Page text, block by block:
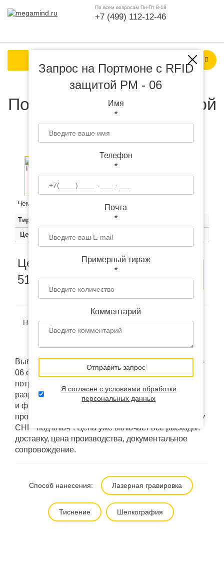
По всем вопросам Пн-Пт 8-18
+7 (499) 112-12-46
Портмоне с RFID защитой
PM - 06 с логотипом
Чем больше тираж, тем ниже цена за штуку:
Тираж
Цена
660 руб. 590 руб. 510 руб.
Цена от
510
руб.
Оставить
заявку
образец
Наличие: В наличии (на удалённом складе в Китае)
Выбранный товар "Портмоне с RFID защитой PM -
06 с логотипом" мы можем изменить под ваши
потребности: брендировать, кастомизировать или
разработать "под ключ". Использовать ваш дизайн
и фирменные коробки напрямую у фабрик
производителей. А так же доставить в любую точку
СНГ "под ключ". Цена уже включает все расходы:
доставку, цена производства, документальное
сопровождение.
Способ нанесения: Лазерная гравировка
Тиснение Шелкография
Запрос на Портмоне с RFID
защитой PM - 06
Имя
*
Телефон
*
Почта
*
Примерный тираж
*
Комментарий
Отправить запрос
Я согласен с условиями обработки
персональных данных